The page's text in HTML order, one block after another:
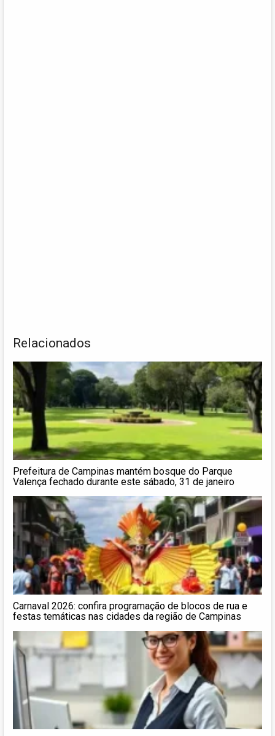
Relacionados
Prefeitura de Campinas mantém bosque do Parque
Valença fechado durante este sábado, 31 de janeiro
Carnaval 2026: confira programação de blocos de rua e
festas temáticas nas cidades da região de Campinas